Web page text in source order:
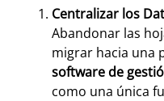
Centralizar los
Abandonar las
migrar hacia una
software de
como una única